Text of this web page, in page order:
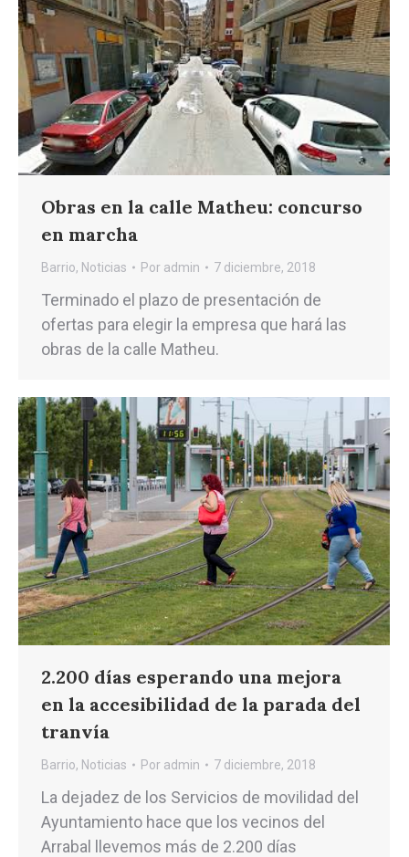
Obras en la calle Matheu: concurso
en marcha
Barrio, Noticias Por admin 7 diciembre, 2018
Terminado el plazo de presentación de
ofertas para elegir la empresa que hará las
obras de la calle Matheu.
2.200 días esperando una mejora
en la accesibilidad de la parada del
tranvía
Barrio, Noticias Por admin 7 diciembre, 2018
La dejadez de los Servicios de movilidad del
Ayuntamiento hace que los vecinos del
Arrabal llevemos más de 2.200 días